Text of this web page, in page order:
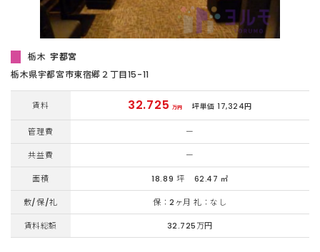
栃木 宇都宮
栃木県宇都宮市東宿郷２丁目15-11
賃料 32.725 万円 坪単価 17,324円
管理費 ー
共益費 ー
面積 18.89 坪 62.47 ㎡
敷/保/礼 保：2ヶ月 礼：なし
賃料総額 32.725万円